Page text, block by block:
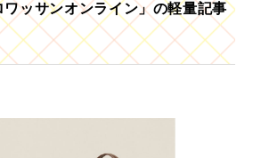
ッサンオンライン」の軽量記事